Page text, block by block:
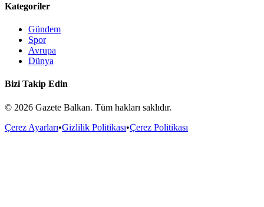
Kategoriler
Gündem
Spor
Avrupa
Dünya
Bizi Takip Edin
© 2026 Gazete Balkan. Tüm hakları saklıdır.
Çerez Ayarları•Gizlilik Politikası•Çerez Politikası